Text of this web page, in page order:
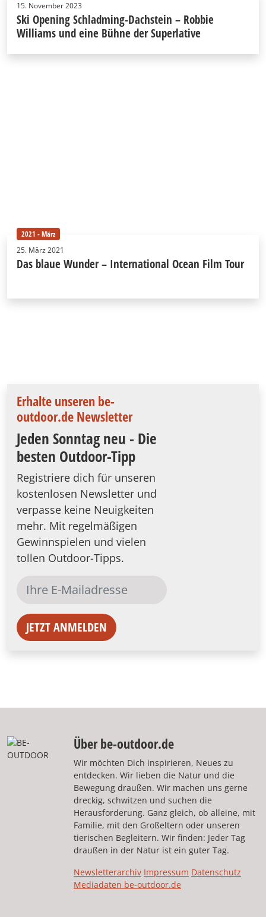
15. November 2023
Ski Opening Schladming-Dachstein – Robbie
Williams und eine Bühne der Superlative
2021 - März
25. März 2021
Das blaue Wunder – International Ocean Film Tour
Erhalte unseren be-
outdoor.de Newsletter
Jeden Sonntag neu - Die
besten Outdoor-Tipp
Registriere dich für unseren
kostenlosen Newsletter und
verpasse keine Neuigkeiten
mehr. Mit regelmäßigen
Gewinnspielen und vielen
tollen Outdoor-Tipps.
JETZT ANMELDEN
Über be-outdoor.de
Wir möchten Dich inspirieren, Neues zu
entdecken. Wir lieben die Natur und die
Bewegung draußen. Wir machen uns gerne
dreckig, schwitzen und suchen die
Herausforderung. Ganz gleich, ob alleine, mit
Familie, mit den Großeltern oder unseren
tierischen Begleitern. Wir finden: Jeder Tag
draußen in der Natur ist ein guter Tag.
Newsletterarchiv Impressum Datenschutz
Mediadaten be-outdoor.de